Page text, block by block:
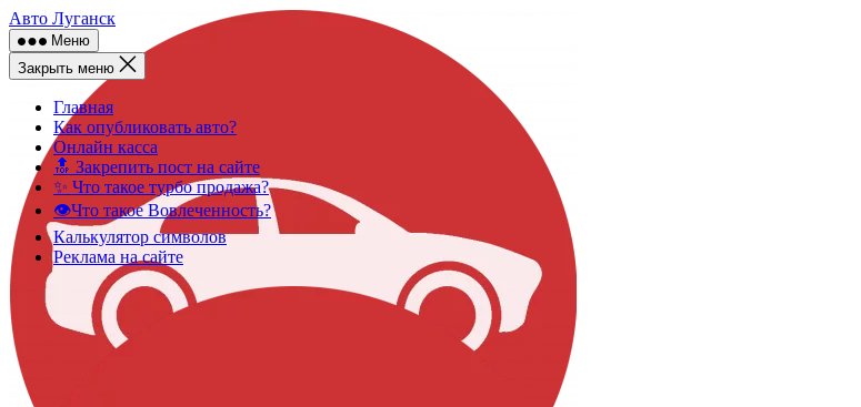
Skip
to
content
Авто Луганск
Меню
Закрыть меню
Главная
Как опубликовать авто?
Онлайн касса
🔝 Закрепить пост на сайте
✨ Что такое турбо продажа?
👁️Что такое Вовлеченность?
Калькулятор символов
Реклама на сайте